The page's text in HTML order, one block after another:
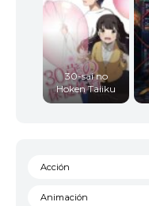
30-sai no
Hoken Taiiku
Acción
Animación